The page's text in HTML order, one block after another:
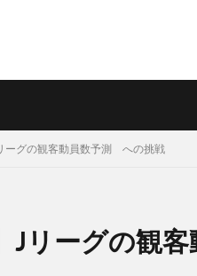
ーグの観客動員数予測 への挑戦
Jリーグの観